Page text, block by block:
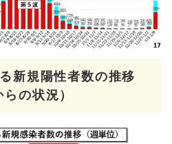
新規陽性者数の推移
の状況）